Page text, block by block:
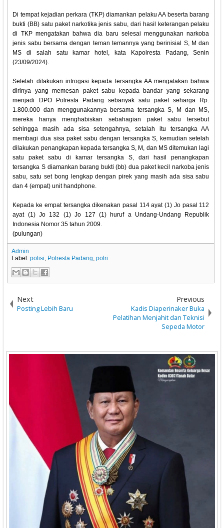
Di tempat kejadian perkara (TKP) diamankan pelaku AA beserta barang
bukti (BB) satu paket narkotika jenis sabu, dari hasil keterangan pelaku
di TKP mengatakan bahwa dia baru selesai menggunakan narkoba
jenis sabu bersama dengan teman temannya yang berinisial S, M dan
MS di salah satu kamar hotel, kata Kapolresta Padang, Senin
(23/09/2024).
Setelah dilakukan introgasi kepada tersangka AA mengatakan bahwa
dirinya yang memesan paket sabu kepada bandar yang sekarang
menjadi DPO Polresta Padang sebanyak satu paket seharga Rp.
1.800.000 dan menggunakannya bersama tersangka S, M dan MS,
mereka hanya menghabiskan sebahagian paket sabu tersebut
sehingga masih ada sisa setengahnya, setalah itu tersangka AA
membagi dua sisa paket sabu dengan tersangka S, kemudian setelah
dilakukan penangkapan kepada tersangka S, M, dan MS ditemukan lagi
satu paket sabu di kamar tersangka S, dari hasil penangkapan
tersangka S diamankan barang bukti (bb) dua paket kecil narkoba jenis
sabu, satu set bong lengkap dengan pirek yang masih ada sisa sabu
dan 4 (empat) unit handphone.
Kepada ke empat tersangka dikenakan pasal 114 ayat (1) Jo pasal 112
ayat (1) Jo 132 (1) Jo 127 (1) huruf a Undang-Undang Republik
Indonesia Nomor 35 tahun 2009.
(pulungan)
Admin
Label:polisi, Polresta Padang,polri
Next
Posting Lebih Baru
Previous
Kadis Diaperinaker Buka
Pelatihan Menjahit dan Teknisi
Sepeda Motor